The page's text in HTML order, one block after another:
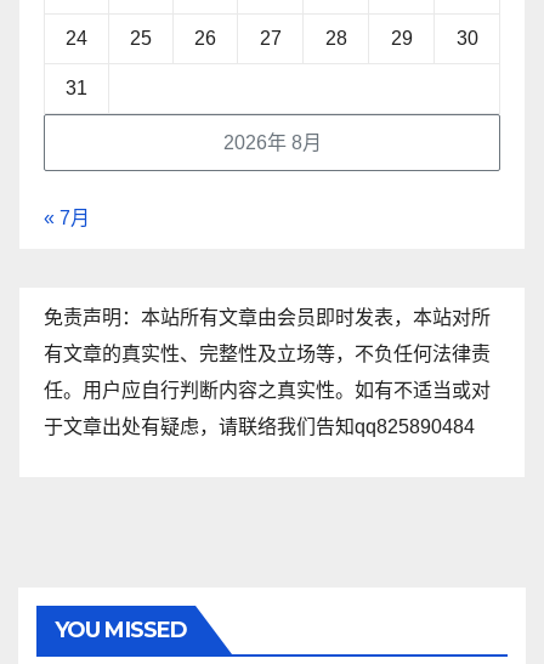
2026年 8月
24 25 26 27 28 29 30
31
« 7月
免责声明：本站所有文章由会员即时发表，本站对所
有文章的真实性、完整性及立场等，不负任何法律责
任。用户应自行判断内容之真实性。如有不适当或对
于文章出处有疑虑，请联络我们告知qq825890484
YOU MISSED